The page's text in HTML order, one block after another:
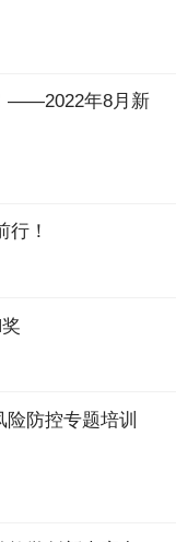
——2022年8月新
行！
防控专题培训